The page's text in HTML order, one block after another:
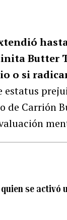
Butter
o si
de Carrión
se activó